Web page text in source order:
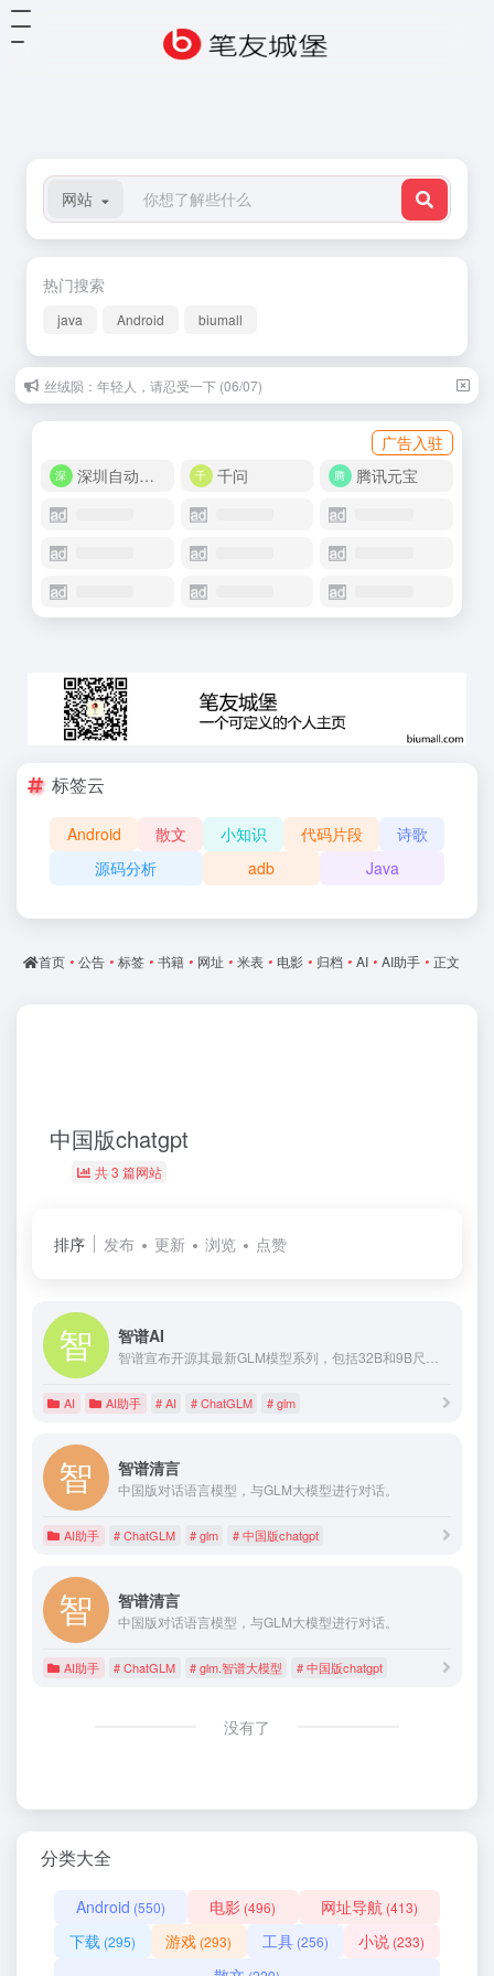
网站
热门搜索
java Android biumall
丝绒陨：年轻人，请忍受一下 (06/07)
广告入驻
深圳自动化商城
千问 腾讯元宝
标签云
Android 散文 小知识 代码片段
诗歌
源码分析
adb Java
首页 • 公告 • 标签 • 书籍 • 网址 • 米表 • 电影 • 归档 • AI • AI助手 • 正文
中国版chatgpt
共 3 篇网站
排序 发布 更新 浏览 点赞
智谱AI
AI AI助手 # AI # ChatGLM # glm
智谱清言
中国版对话语言模型，与GLM大模型进行对话。
AI助手 # ChatGLM # glm # 中国版chatgpt
智谱清言
中国版对话语言模型，与GLM大模型进行对话。
AI助手 # ChatGLM # glm.智谱大模型 # 中国版chatgpt
没有了
分类大全
Android (550) 电影 (496) 网址导航 (413)
下载 (295) 游戏 (293) 工具(256) 小说 (233)